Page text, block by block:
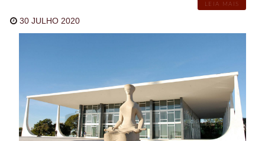
LEIA MAIS
30 JULHO 2020